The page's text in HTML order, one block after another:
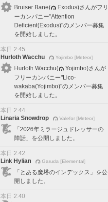
Bruiser Bane(
Exodus)さんがフリ
ーカンパニー"Attention
Deficient(Exodus)"のメンバー募集
を開始しました。
本日 2:45
Hurloth Wacchu
Yojimbo [Meteor]
Hurloth Wacchu(
Yojimbo)さんが
フリーカンパニー"Lico-
wakaba(Yojimbo)"のメンバー募集
を開始しました。
本日 2:44
Linaria Snowdrop
Valefor [Meteor]
「2026年ミラージュドレッサーの
陣話」を公開しました。
本日 2:42
Link Hylian
Garuda [Elemental]
「とある魔塔のインデックス」を公
開しました。
本日 2:40